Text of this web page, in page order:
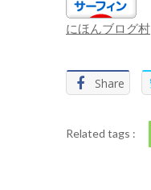
にほんブログ村
Share
Related tags :